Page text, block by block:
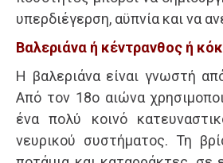
υπερδιέγερση, αϋπνία και να
Βαλεριάνα ή κέντρανθος ή
Η βαλεριάνα είναι γνωστή
Από τον 18ο αιώνα
ένα πολύ κοινό
νευρικού συστήματος. Τη